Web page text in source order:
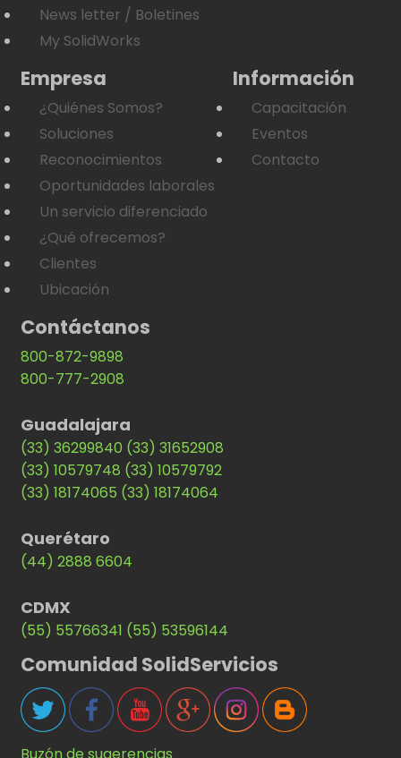
News letter / Boletines
My SolidWorks
Empresa
¿Quiénes Somos?
Soluciones
Reconocimientos
Oportunidades laborales
Un servicio diferenciado
¿Qué ofrecemos?
Clientes
Ubicación
Información
Capacitación
Eventos
Contacto
Contáctanos
800-872-9898
800-777-2908
Guadalajara
(33) 36299840 (33) 31652908
(33) 10579748 (33) 10579792
(33) 18174065 (33) 18174064
Querétaro
(44) 2888 6604
CDMX
(55) 55766341 (55) 53596144
Comunidad SolidServicios
Buzón de sugerencias